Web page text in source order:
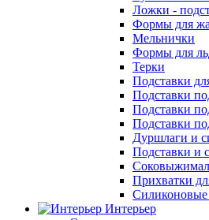
Ложки -
Формы для
Мельнички
Формы для
Терки
Подставки
Подставки
Подставки
Подставки
Дуршлаги и
Подставки и
Прихватки
Интерьер